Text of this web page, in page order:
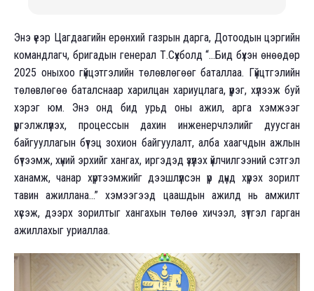
Энэ үеэр Цагдаагийн ерөнхий газрын дарга, Дотоодын цэргийн
командлагч, бригадын генерал Т.Сүхболд “...Бид бүхэн өнөөдөр
2025 оныхоо гүйцэтгэлийн төлөвлөгөөг баталлаа. Гүйцтгэлийн
төлөвлөгөө баталснаар харилцан хариуцлага, үүрэг, хүлээж буй
хэрэг юм. Энэ онд бид урьд оны ажил, арга хэмжээг
үргэлжлүүлэх, процессын дахин инженерчлэлийг дуусган
байгууллагын бүтэц зохион байгуулалт, алба хаагчдын ажлын
бүтээмж, хүний эрхийг хангах, иргэдэд үзүүлэх үйлчилгээний сэтгэл
ханамж, чанар хүртээмжийг дээшлүүлсэн үр дүнд хүрэх зорилт
тавин ажиллана...” хэмээгээд цаашдын ажилд нь амжилт
хүсэж, дээрх зорилтыг хангахын төлөө хичээл, зүтгэл гарган
ажиллахыг уриаллаа.